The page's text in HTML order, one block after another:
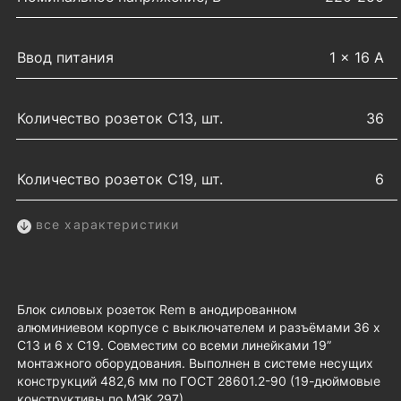
Ввод питания 1 × 16 А
Количество розеток C13, шт. 36
Количество розеток C19, шт. 6
все характеристики
Блок силовых розеток Rem в анодированном
алюминиевом корпусе с выключателем и разъёмами 36 x
C13 и 6 х C19. Совместим со всеми линейками 19”
монтажного оборудования. Выполнен в системе несущих
конструкций 482,6 мм по ГОСТ 28601.2-90 (19-дюймовые